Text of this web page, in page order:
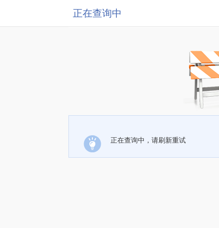
正在查询中
正在查询中，请刷新重试